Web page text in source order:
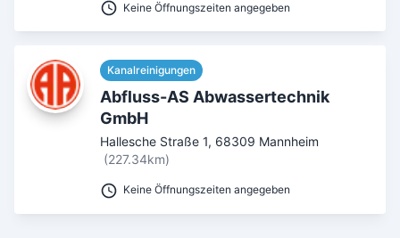
Keine Öffnungszeiten angegeben
Kanalreinigungen
Abfluss-AS Abwassertechnik
GmbH
Hallesche Straße 1, 68309 Mannheim
(227.34km)
Keine Öffnungszeiten angegeben